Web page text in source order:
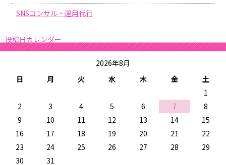
SNSコンサル・運用代行
投稿日カレンダー
2026年8月
日
月 火 水 木 金
土
1
2
3 4 5 6 7
8
9
10 11 12 13 14
15
16
17 18 19 20 21
22
23
24 25 26 27 28
29
30
31